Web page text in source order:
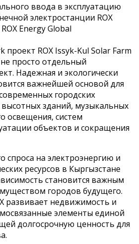
ввода в эксплуатацию
электростанции ROX
Energy Global
проект ROX Issyk-Kul Solar Farm
просто отдельный
Надежная и экологически
важнейшей основой для
городских
зданий, музыкальных
освещения, систем
объектов и сокращения
спроса на электроэнергию и
ресурсов в Кыргызстане
становится важным
городов будущего.
развивает недвижимость и
элементы единой
долгосрочную ценность для